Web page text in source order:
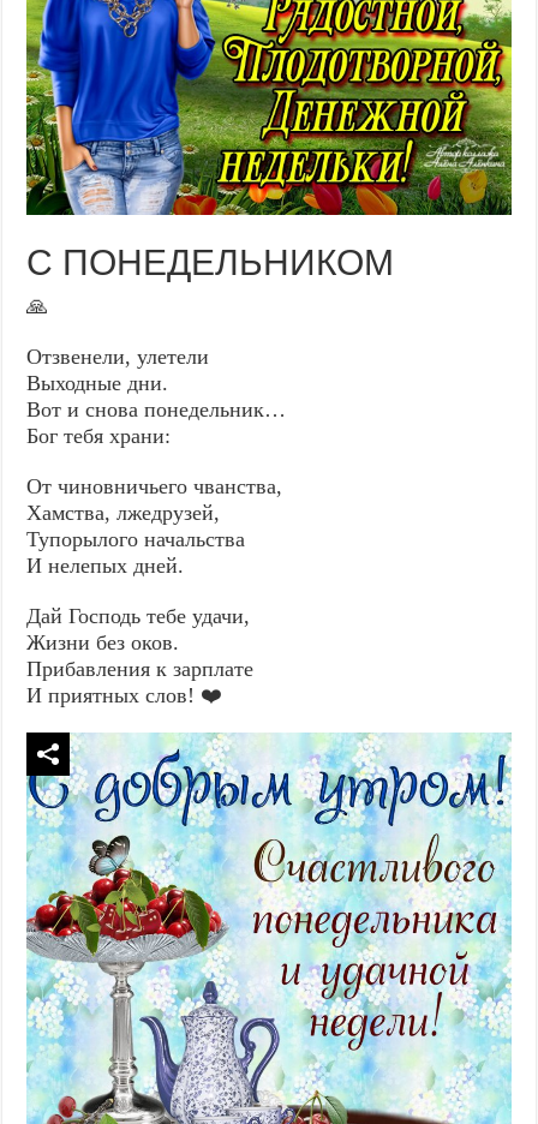
С ПОНЕДЕЛЬНИКОМ
🙏
Отзвенели, улетели
Выходные дни.
Вот и снова понедельник…
Бог тебя храни:
От чиновничьего чванства,
Хамства, лжедрузей,
Тупорылого начальства
И нелепых дней.
Дай Господь тебе удачи,
Жизни без оков.
Прибавления к зарплате
И приятных слов! ❤️